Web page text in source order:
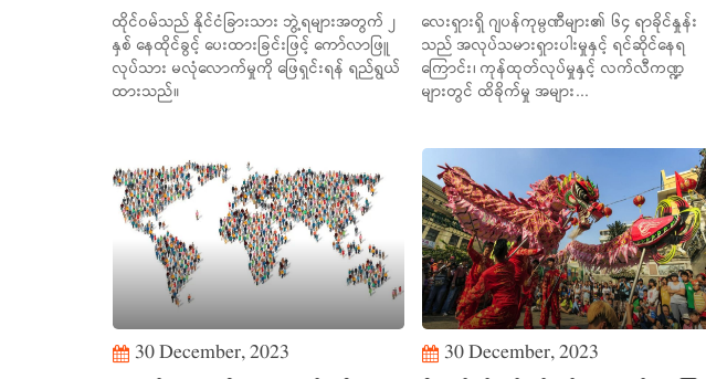
ထိုင်ဝမ်သည် နိုင်ငံခြားသား ဘွဲ့ရများအတွက် ၂
နှစ် နေထိုင်ခွင့် ပေးထားခြင်းဖြင့် ကော်လာဖြူ
လုပ်သား မလုံလောက်မှုကို ဖြေရှင်းရန် ရည်ရွယ်
ထားသည်။
လေးရှားရှိ ဂျပန်ကုမ္ပဏီများ၏ ၆၄ ရာခိုင်နှုန်း
သည် အလုပ်သမားရှားပါးမှုနှင့် ရင်ဆိုင်နေရ
ကြောင်း၊ ကုန်ထုတ်လုပ်မှုနှင့် လက်လီကဏ္ဍ
များတွင် ထိခိုက်မှု အများ...
30 December, 2023
30 December, 2023